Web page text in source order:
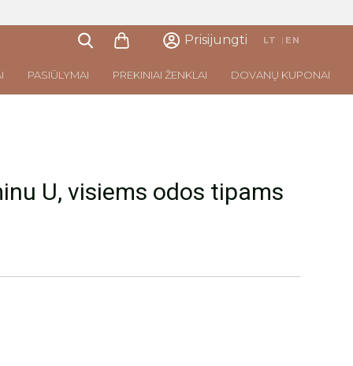
Prisijungti LT | EN
PASIŪLYMAI PREKINIAI ŽENKLAI DOVANŲ KUPONAI
U, visiems odos tipams